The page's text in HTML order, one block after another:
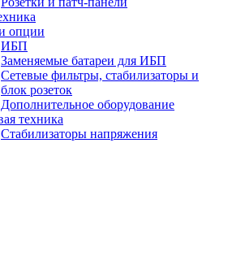
опции
ИБП
Заменяемые батареи для ИБП
Сетевые фильтры, стабилизаторы и
блок розеток
Дополнительное оборудование
техника
Стабилизаторы напряжения